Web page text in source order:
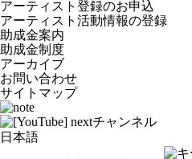
アーティスト登録のお申込
アーティスト活動情報の登録
助成金案内
助成金制度
アーカイブ
お問い合わせ
サイトマップ